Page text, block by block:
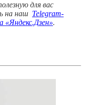
для вас
на наш Telegram-
«Яндекс.Дзен».